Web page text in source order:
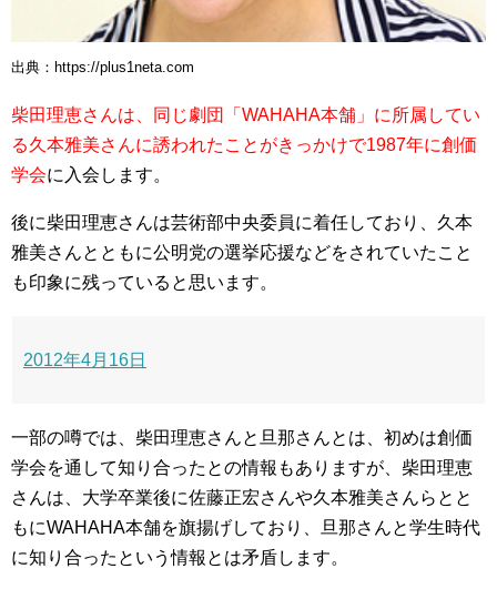
出典：https://plus1neta.com
柴田理恵さんは、同じ劇団「WAHAHA本舗」に所属してい
る久本雅美さんに誘われたことがきっかけで1987年に創価
学会に入会します。
後に柴田理恵さんは芸術部中央委員に着任しており、久本
雅美さんとともに公明党の選挙応援などをされていたこと
も印象に残っていると思います。
2012年4月16日
一部の噂では、柴田理恵さんと旦那さんとは、初めは創価
学会を通して知り合ったとの情報もありますが、柴田理恵
さんは、大学卒業後に佐藤正宏さんや久本雅美さんらとと
もにWAHAHA本舗を旗揚げしており、旦那さんと学生時代
に知り合ったという情報とは矛盾します。